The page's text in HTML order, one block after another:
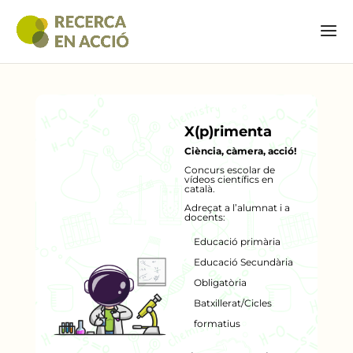
X(p)rimenta
Ciència, càmera, acció!
Concurs escolar de
vídeos científics en
català.
Adreçat a l’alumnat i a
docents:
Educació primària
Educació Secundària
Obligatòria
Batxillerat/Cicles
formatius